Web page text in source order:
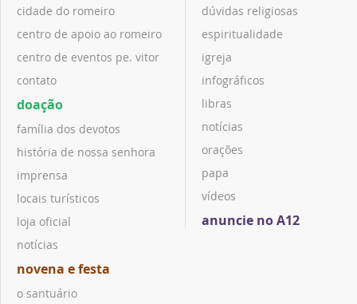
cidade do romeiro
centro de apoio ao romeiro
centro de eventos pe. vitor
contato
doação
família dos devotos
história de nossa senhora
imprensa
locais turísticos
loja oficial
notícias
novena e festa
o santuário
dúvidas religiosas
espiritualidade
igreja
infográficos
libras
notícias
orações
papa
vídeos
anuncie no A12